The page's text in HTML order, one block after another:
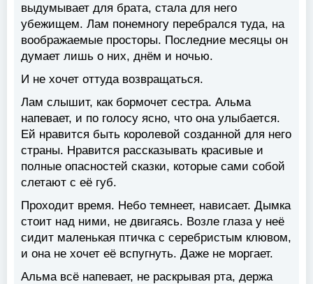
выдумывает для брата, стала для него
убежищем. Лам понемногу перебрался туда, на
воображаемые просторы. Последние месяцы он
думает лишь о них, днём и ночью.
И не хочет оттуда возвращаться.
Лам слышит, как бормочет сестра. Альма
напевает, и по голосу ясно, что она улыбается.
Ей нравится быть королевой созданной для него
страны. Нравится рассказывать красивые и
полные опасностей сказки, которые сами собой
слетают с её губ.
Проходит время. Небо темнеет, нависает. Дымка
стоит над ними, не двигаясь. Возле глаза у неё
сидит маленькая птичка с серебристым клювом,
и она не хочет её вспугнуть. Даже не моргает.
Альма всё напевает, не раскрывая рта, держа